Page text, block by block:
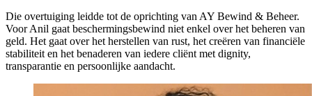
Die overtuiging leidde tot de oprichting van AY Bewind & Beheer.
Voor Anil gaat beschermingsbewind niet enkel over het beheren van
geld. Het gaat over het herstellen van rust, het creëren van financiële
stabiliteit en het benaderen van iedere cliënt met dignity,
transparantie en persoonlijke aandacht.